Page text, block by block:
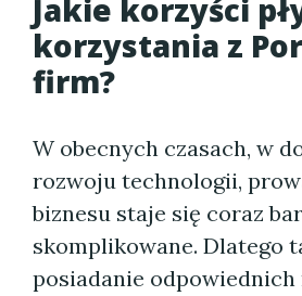
Jakie korzyści
korzystania z
firm?
W obecnych czasach, w
rozwoju technologii,
biznesu staje się coraz
skomplikowane. Dlatego
posiadanie